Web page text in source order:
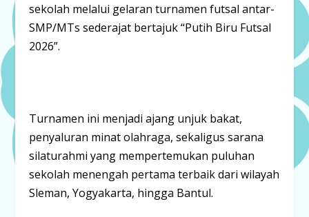
sekolah melalui gelaran turnamen futsal antar-
SMP/MTs sederajat bertajuk“Putih Biru Futsal
2026”.
Turnamen ini menjadi ajang unjuk bakat,
penyaluran minat olahraga, sekaligus sarana
silaturahmi yang mempertemukan puluhan
sekolah menengah pertama terbaik dari wilayah
Sleman, Yogyakarta, hingga Bantul.